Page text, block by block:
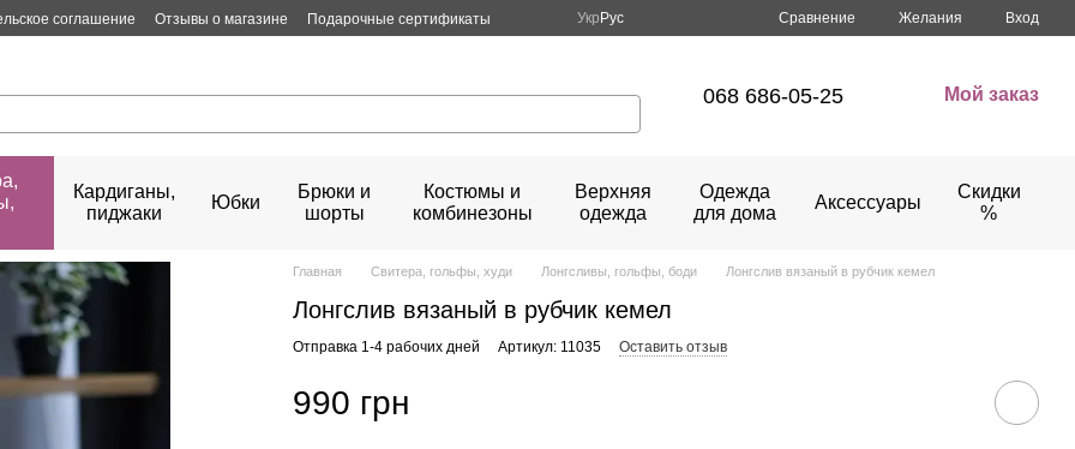
соглашение Отзывы о магазине Подарочные сертификаты Укр Рус Сравнение Желания Вход
068 686-05-25 Мой заказ
Кардиганы,
пиджаки
Юбки
Брюки и
шорты
Костюмы и
комбинезоны
Верхняя
одежда
Одежда
для дома
Аксессуары
Скидки
%
Главная Свитера, гольфы, худи Лонгсливы, гольфы, боди Лонгслив вязаный в рубчик кемел
Лонгслив вязаный в рубчик кемел
Отправка 1-4 рабочих дней Артикул: 11035 Оставить отзыв
990 грн